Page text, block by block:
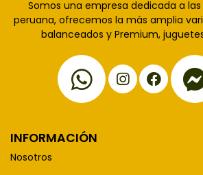
Somos una empresa dedicada a las
peruana, ofrecemos la más amplia
balanceados y Premium,
INFORMACIÓN
Nosotros